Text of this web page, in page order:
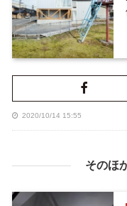
2020/10/14 15:55
そのほ